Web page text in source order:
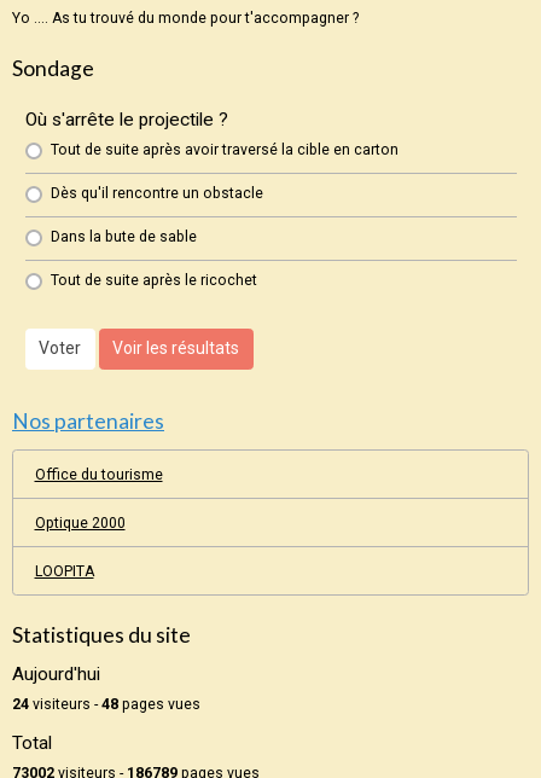
Yo .... As tu trouvé du monde pour t'accompagner ?
Sondage
Où s'arrête le projectile ?
Tout de suite après avoir traversé la cible en carton
Dès qu'il rencontre un obstacle
Dans la bute de sable
Tout de suite après le ricochet
Voter Voir les résultats
Nos partenaires
Office du tourisme
Optique 2000
LOOPITA
Statistiques du site
Aujourd'hui
24 visiteurs -48 pages vues
Total
73002 visiteurs - 186789 pages vues